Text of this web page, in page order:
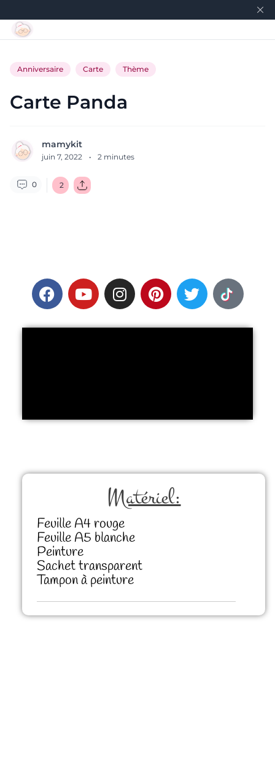
Anniversaire Carte Thème
Carte Panda
mamykit
juin 7, 2022 · 2 minutes
0 2
Matériel:
Feuille A4 rouge
Feuille A5 blanche
Peinture
Sachet transparent
Tampon à peinture